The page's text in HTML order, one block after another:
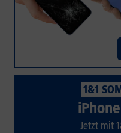
1&1
Jetzt mit